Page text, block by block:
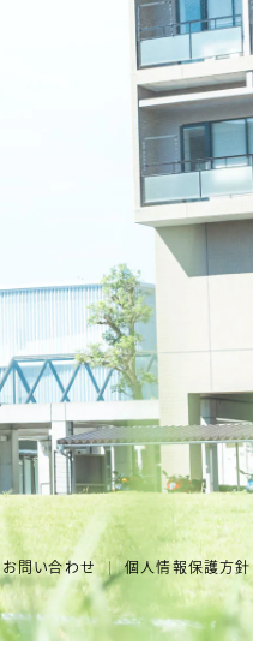
個人情報保護方針
お問い合わせ